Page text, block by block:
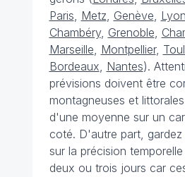
Paris, Metz, Genève, Lyon
Chambéry, Grenoble,
Marseille, Montpellier,
Bordeaux, Nantes).
prévisions doivent être
montagneuses et
d'une moyenne sur un
coté. D'autre part,
sur la précision
deux ou trois jours car